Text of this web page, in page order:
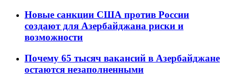
Новые санкции США против России
создают для Азербайджана риски и
возможности
Почему 65 тысяч вакансий в Азербайджане
остаются незаполненными